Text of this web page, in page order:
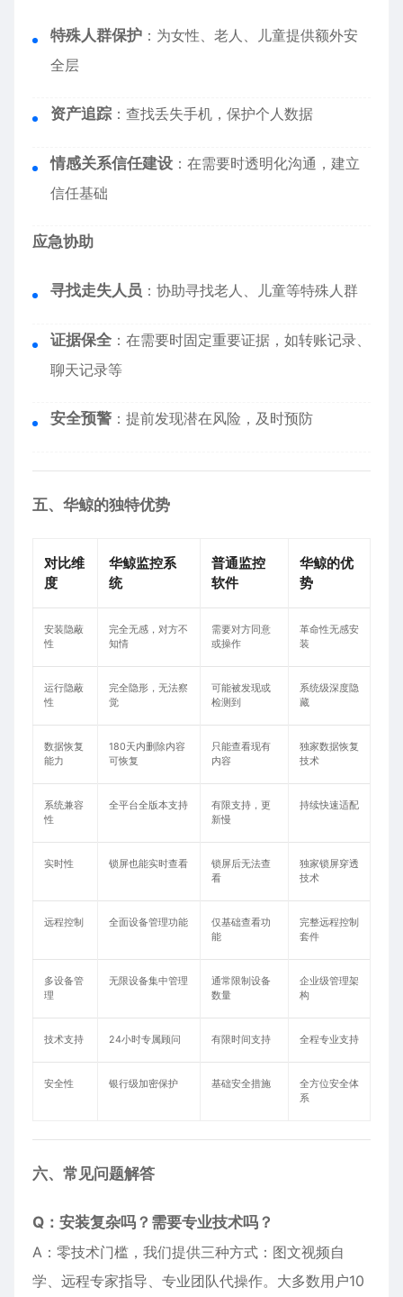
特殊人群保护 ：为女性、老人、儿童提供额外安
全层
资产追踪 ：查找丢失手机，保护个人数据
情感关系信任建设 ：在需要时透明化沟通，建立
信任基础
应急协助
寻找走失人员 ：协助寻找老人、儿童等特殊人群
证据保全 ：在需要时固定重要证据，如转账记录、
聊天记录等
安全预警 ：提前发现潜在风险，及时预防
五、华鲸的独特优势
对比维
度
华鲸监控系
统
普通监控
软件
华鲸的优
势
安装隐蔽
性
完全无感，对方不
知情
需要对方同意
或操作
革命性无感安
装
运行隐蔽
性
完全隐形，无法察
觉
可能被发现或
检测到
系统级深度隐
藏
数据恢复
能力
180天内删除内容
可恢复
只能查看现有
内容
独家数据恢复
技术
系统兼容
性
全平台全版本支持
有限支持，更
新慢
持续快速适配
实时性 锁屏也能实时查看
锁屏后无法查
看
独家锁屏穿透
技术
远程控制 全面设备管理功能
仅基础查看功
能
完整远程控制
套件
多设备管
理
无限设备集中管理
通常限制设备
数量
企业级管理架
构
技术支持 24小时专属顾问 有限时间支持 全程专业支持
安全性 银行级加密保护 基础安全措施
全方位安全体
系
六、常见问题解答
Q：安装复杂吗？需要专业技术吗？
A：零技术门槛，我们提供三种方式：图文视频自
学、远程专家指导、专业团队代操作。大多数用户10